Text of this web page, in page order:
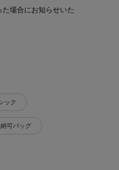
場合にお知らせいた
ック
可バッグ